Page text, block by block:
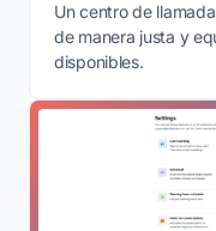
Un centro de
de manera justa y
disponibles.